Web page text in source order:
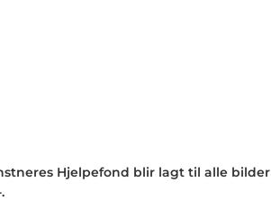
Hjelpefond blir lagt til alle bilder